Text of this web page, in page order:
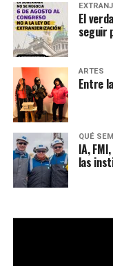
El
seguir
ARTES
Entre
QUÉ
IA,
las